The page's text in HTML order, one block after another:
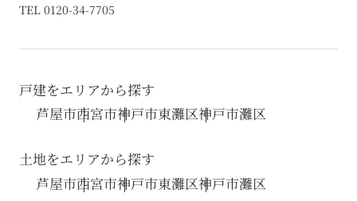
TEL 0120-34-7705
戸建をエリアから探す
芦屋市西宮市神戸市東灘区神戸市灘区
土地をエリアから探す
芦屋市西宮市神戸市東灘区神戸市灘区